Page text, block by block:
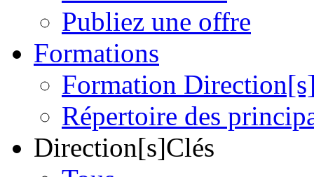
Publiez une offre
Formations
Formation
Répertoire des
Direction[s]Clés